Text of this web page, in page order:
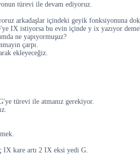
türevi ile devam ediyoruz.
arkadaşlar içindeki geyik fonksiyonuna
IX istiyorsa bu evin içinde y ix yazıyor
ne yapıyormuşuz?
çarpı.
ekleyeceğiz.
türevi ile atmanız gerekiyor.
IX kare artı 2 IX eksi yedi G.